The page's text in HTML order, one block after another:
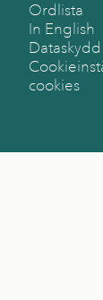
Ordlista
In English
Dataskydd
cookies